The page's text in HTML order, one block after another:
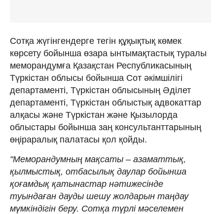
Сотқа жүгінгендерге тегін құқықтық көмек
көрсету бойынша өзара ынтымақтастық туралы
меморандумға Қазақстан Республикасының
Түркістан облысы бойынша Сот әкімшілігі
департаменті, Түркістан облысының Әділет
департаменті, Түркістан облыстық адвокаттар
алқасы және Түркістан және Қызылорда
облыстары бойынша заң консультанттарының
өңіраралық палатасы қол қойды.
"Меморандумның мақсаты – азаматтық,
қылмыстық, отбасылық даулар бойынша
қоғамдық қатынастар нәтижесінде
туындаған дауды шешу жолдарын таңдау
мүмкіндігін беру. Сотқа түрлі мәселемен